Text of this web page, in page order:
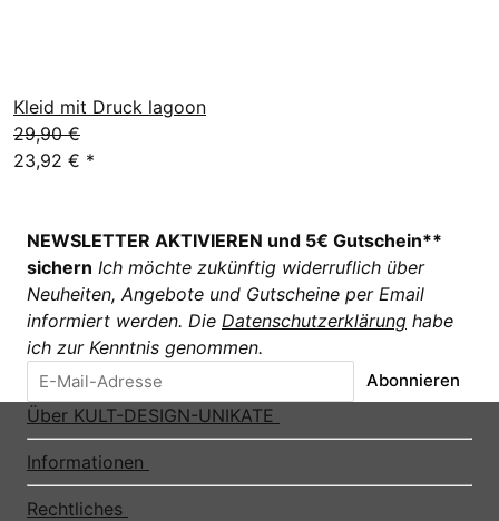
Kleid mit Druck lagoon
29,90 €
23,92 € *
NEWSLETTER AKTIVIEREN und 5€ Gutschein**
sichern Ich möchte zukünftig widerruflich über
Neuheiten, Angebote und Gutscheine per Email
informiert werden. Die Datenschutzerklärung habe
ich zur Kenntnis genommen.
Abonnieren
Über KULT-DESIGN-UNIKATE
Informationen
Rechtliches